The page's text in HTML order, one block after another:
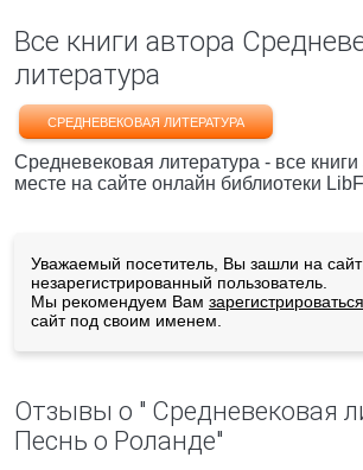
Все книги автора
литература
СРЕДНЕВЕКОВАЯ ЛИТЕРАТУРА
Средневековая литература - все
месте на сайте онлайн библиотеки
Уважаемый посетитель, Вы зашли на сайт
незарегистрированный пользователь.
Мы рекомендуем Вам зарегистрироваться
сайт под своим именем.
Отзывы о " Средневековая
Песнь о Роланде"